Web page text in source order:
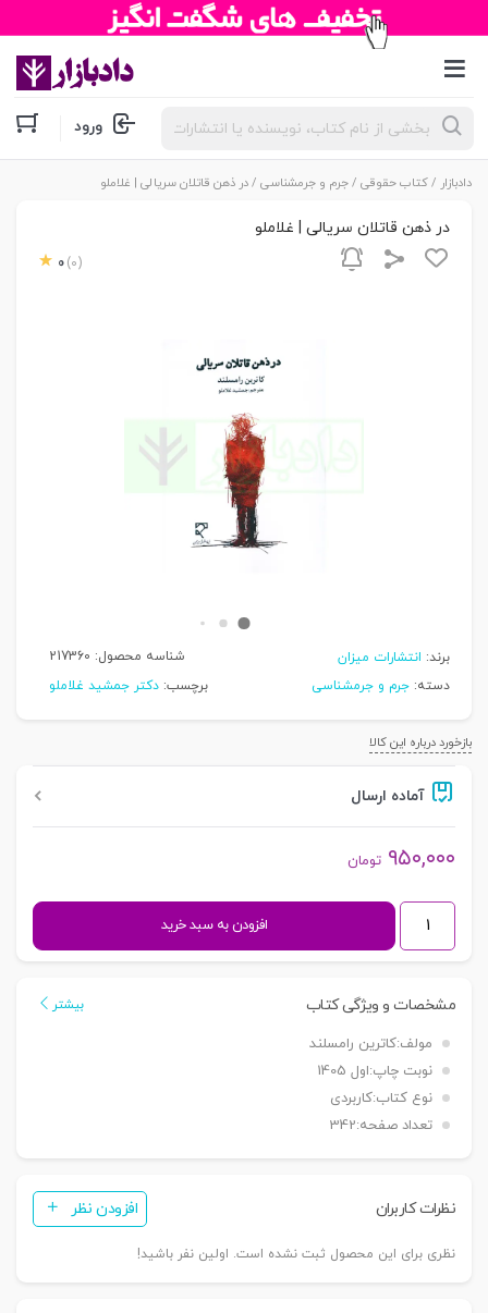
جستجوی
محصولات ورود
دادبازار /کتاب حقوقی /جرم و جرمشناسی / در ذهن قاتلان سریالی | غلاملو
در ذهن قاتلان سریالی | غلاملو
0 (0)
برند: انتشارات میزان شناسه محصول: 217360
دسته: جرم و جرمشناسی برچسب: دکتر جمشید غلاملو
بازخورد درباره این کالا
آماده ارسال
۹۵۰,۰۰۰ تومان
ذهن
سریالی
غلاملو
عدد
افزودن به سبد خرید
مشخصات و ویژگی کتاب بیشتر
مولف:کاترین رامسلند
نوبت چاپ:اول 1405
نوع کتاب:کاربردی
تعداد صفحه:342
نظرات کاربران افزودن نظر
نظری برای این محصول ثبت نشده است. اولین نفر باشید!